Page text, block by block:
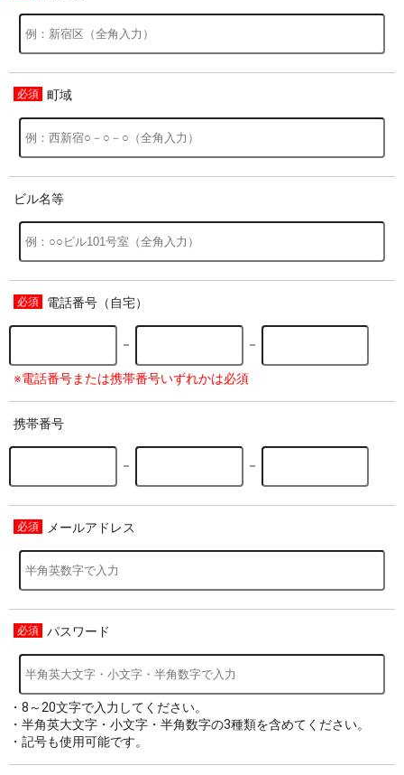
過去の特集をすべて見る>>
町域
ビル名等
電話番号（自宅）
－ －
※電話番号または携帯番号いずれかは必須
携帯番号
－ －
メールアドレス
パスワード
・8～20文字で入力してください。
・半角英大文字・小文字・半角数字の3種類を含めてください。
・記号も使用可能です。